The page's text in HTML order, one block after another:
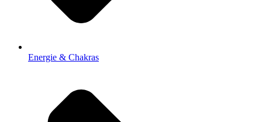
Energie & Chakras